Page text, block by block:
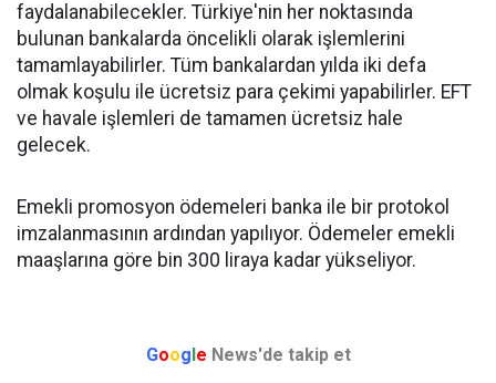
faydalanabilecekler. Türkiye'nin her noktasında
bulunan bankalarda öncelikli olarak işlemlerini
tamamlayabilirler. Tüm bankalardan yılda iki defa
olmak koşulu ile ücretsiz para çekimi yapabilirler. EFT
ve havale işlemleri de tamamen ücretsiz hale
gelecek.
Emekli promosyon ödemeleri banka ile bir protokol
imzalanmasının ardından yapılıyor. Ödemeler emekli
maaşlarına göre bin 300 liraya kadar yükseliyor.
Google News'de takip et